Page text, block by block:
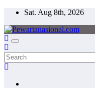
Sat. Aug 8th, 2026
Pewartanasional.com
Netizen Journalisme